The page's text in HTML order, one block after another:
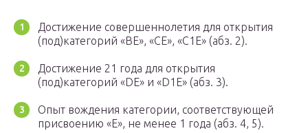
Достижение совершеннолетия для открытия
(под)категорий «BE», «CE», «C1E» (абз. 2).
Достижение 21 года для открытия
(под)категорий «DE» и «D1E» (абз. 3).
Опыт вождения категории, соответствующей
присвоению «Е», не менее 1 года (абз. 4, 5).